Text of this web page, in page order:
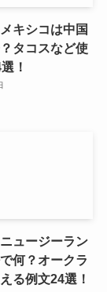
キシコは中国
タコスなど使
！
ニュージーラン
何？オークラ
る例文24選！